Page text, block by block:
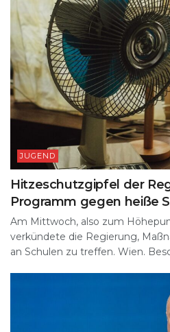
JUGEND
Hitzeschutzgipfel der
Programm gegen heiße
Am Mittwoch, also zum
verkündete die Regierung,
an Schulen zu treffen. Wien.